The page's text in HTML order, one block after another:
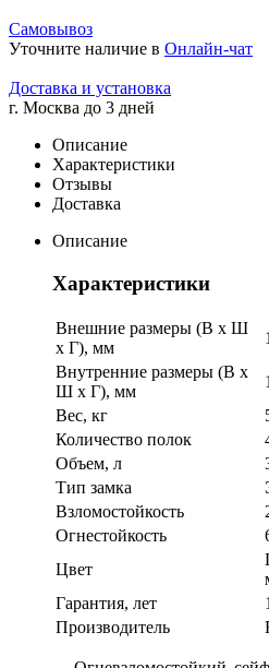
Самовывоз
Уточните наличие в Онлайн-чат
Доставка и установка
г. Москва до 3 дней
Описание
Характеристики
Отзывы
Доставка
Описание
Характеристики
Внешние размеры (В х Ш
х Г), мм
Внутренние размеры (В х
Ш х Г), мм
Вес, кг
Количество полок
Объем, л
Тип замка
Взломостойкость
Огнестойкость
Цвет
Гарантия, лет
1
Производитель